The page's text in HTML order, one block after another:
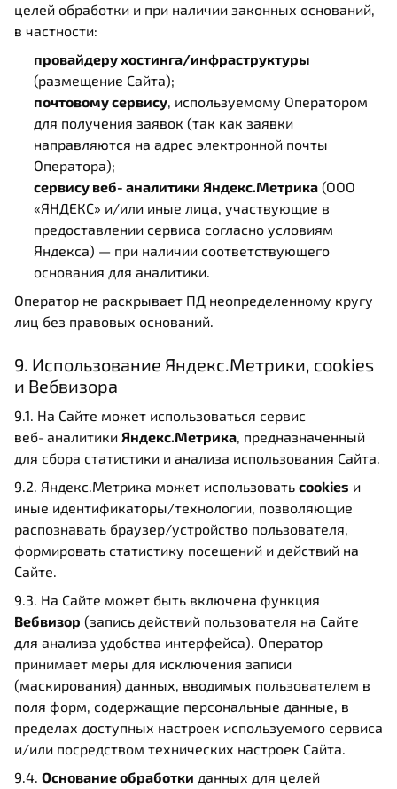
целей обработки и при наличии законных оснований,
в частности:
провайдеру хостинга/инфраструктуры
(размещение Сайта);
почтовому сервису, используемому Оператором
для получения заявок (так как заявки
направляются на адрес электронной почты
Оператора);
сервису веб‑аналитики Яндекс.Метрика (ООО
«ЯНДЕКС» и/или иные лица, участвующие в
предоставлении сервиса согласно условиям
Яндекса) — при наличии соответствующего
основания для аналитики.
Оператор не раскрывает ПД неопределенному кругу
лиц без правовых оснований.
9. Использование Яндекс.Метрики, cookies
и Вебвизора
9.1. На Сайте может использоваться сервис
веб‑аналитики Яндекс.Метрика, предназначенный
для сбора статистики и анализа использования Сайта.
9.2. Яндекс.Метрика может использовать cookies и
иные идентификаторы/технологии, позволяющие
распознавать браузер/устройство пользователя,
формировать статистику посещений и действий на
Сайте.
9.3. На Сайте может быть включена функция
Вебвизор (запись действий пользователя на Сайте
для анализа удобства интерфейса). Оператор
принимает меры для исключения записи
(маскирования) данных, вводимых пользователем в
поля форм, содержащие персональные данные, в
пределах доступных настроек используемого сервиса
и/или посредством технических настроек Сайта.
9.4. Основание обработки данных для целей